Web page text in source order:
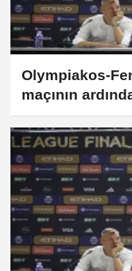
Olympiakos-
maçının